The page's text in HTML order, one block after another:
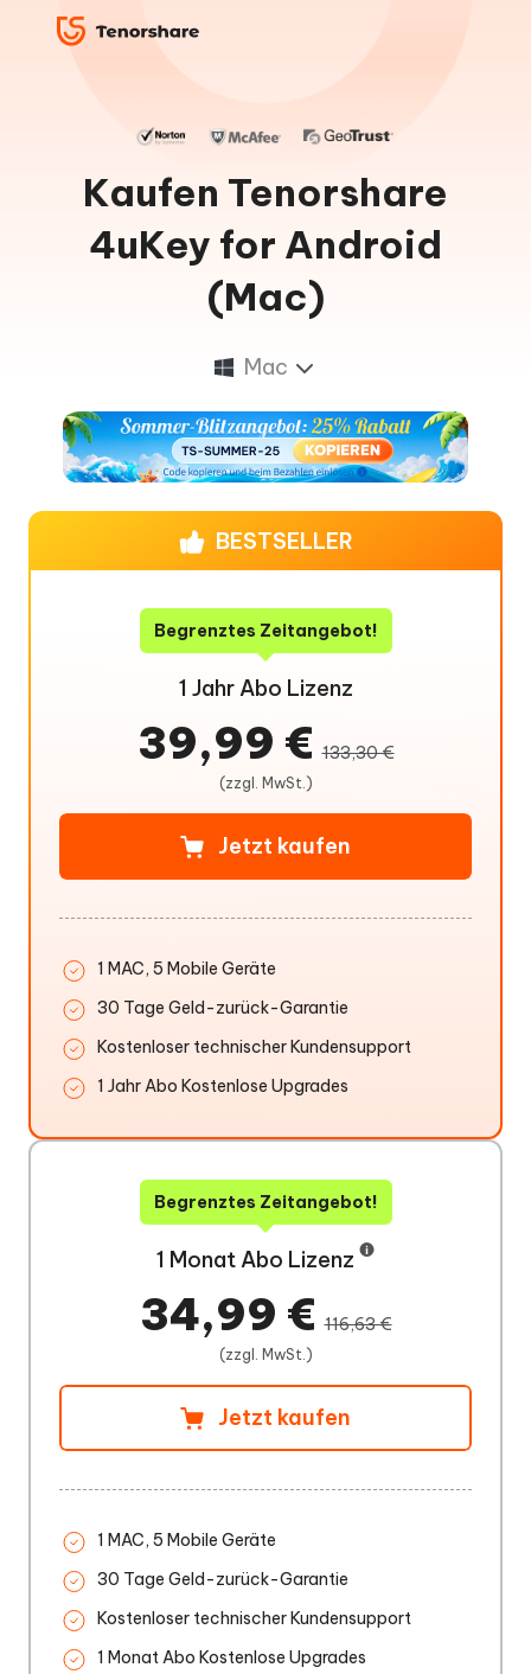
Kaufen Tenorshare
4uKey for Android
(Mac)
Mac
Begrenztes Zeitangebot!
1 Monat Abo Lizenz
34,99 €116,63 €
(zzgl. MwSt.)
Jetzt kaufen
1 MAC, 5 Mobile Geräte
30 Tage Geld-zurück-Garantie
Kostenloser technischer Kundensupport
1 Monat Abo Kostenlose Upgrades
BESTSELLER
Begrenztes Zeitangebot!
1 Jahr Abo Lizenz
39,99 €133,30 €
(zzgl. MwSt.)
Jetzt kaufen
1 MAC, 5 Mobile Geräte
30 Tage Geld-zurück-Garantie
Kostenloser technischer Kundensupport
1 Jahr Abo Kostenlose Upgrades